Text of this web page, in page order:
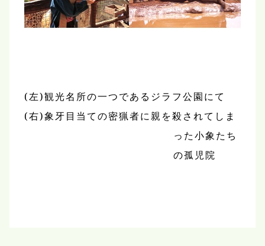
(左)観光名所の一つであるジラフ公園にて
(右)象牙目当ての密猟者に親を殺されてしま
った小象たち
の孤児院